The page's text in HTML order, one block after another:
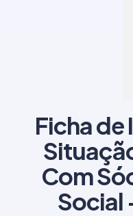
Ficha de
Com
Social